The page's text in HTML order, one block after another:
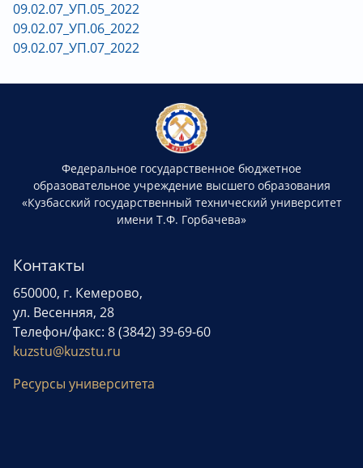
09.02.07_УП.05_2022
09.02.07_УП.06_2022
09.02.07_УП.07_2022
Федеральное государственное бюджетное
образовательное учреждение высшего образования
«Кузбасский государственный технический университет
имени Т.Ф. Горбачева»
Контакты
650000, г. Кемерово,
ул. Весенняя, 28
Телефон/факс: 8 (3842) 39-69-60
kuzstu@kuzstu.ru
Ресурсы университета